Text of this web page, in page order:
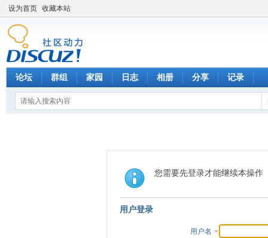
设为首页 收藏本站
论坛 群组 家园 日志 相册 分享 记录
您需要先登录才能继续本操作
用户登录
用户名